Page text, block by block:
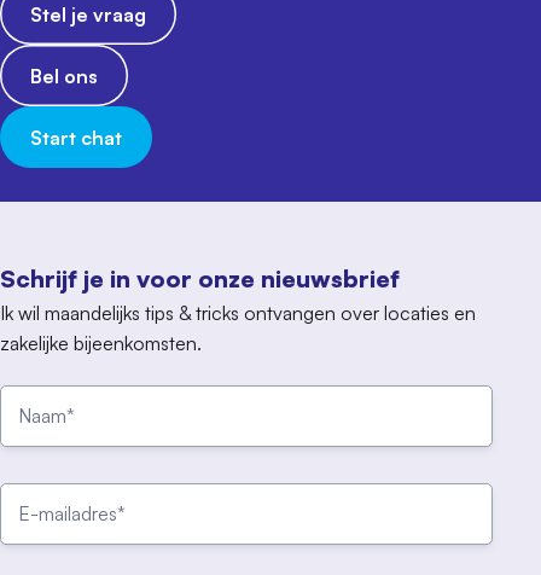
Schrijf je in voor onze nieuwsbrief
Ik wil maandelijks tips & tricks ontvangen over locaties en
zakelijke bijeenkomsten.
Stel je vraag
Bel ons
Start chat